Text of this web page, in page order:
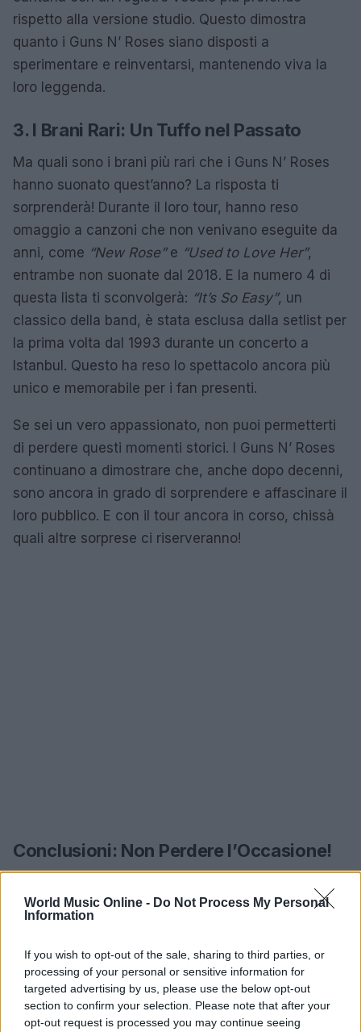
World Music Online - Do Not Process My Personal
Information
If you wish to opt-out of the sale, sharing to third parties, or
processing of your personal or sensitive information for
targeted advertising by us, please use the below opt-out
section to confirm your selection. Please note that after your
opt-out request is processed you may continue seeing
rispetto alla versione studio. Questo dimostra
quanto i Guns N’ Roses siano disposti a
sperimentare e reinventarsi, mantenendo viva la
loro leggenda.
3. I Brani Rari: Un Tuffo nel Passato
Ma quali sono i brani più rari che i Guns N’ Roses
hanno suonato quest’anno? La risposta ti
sorprenderà! Durante il loro tour, hanno reso
omaggio a canzoni che non venivano eseguite da
anni, come “New Rose”e “Used to Love Her”,
entrambe non suonate dal 2018. E la numero 4 di
questa lista ti sconvolgerà: “It’s So Easy”, un
classico della band, è stata esclusa dalla setlist per
la prima volta dal 1993 durante un concerto a
Istanbul. Questo ha reso lo spettacolo ancora più
unico e memorabile per i fan presenti.
Se sei un vero appassionato, non puoi permetterti
di perdere questi momenti storici. I Guns N’ Roses
continuano a dimostrare che, anche dopo decenni,
sono ancora in grado di sorprendere e affascinare il
loro pubblico. E con il tour ancora in corso, chissà
quali altre sorprese ci riserveranno!
Conclusioni: Non Perdere l’Occasione!
N’ Roses stanno regalando ai fan un’esperienza
momenti irripetibili e a canzoni che potrebbero non
essere mai più riproposte. Se stai pensando di
acquistare un biglietto, fallo ora! Le date si stanno
rapidamente esaurendo, e non vorrai perderti la